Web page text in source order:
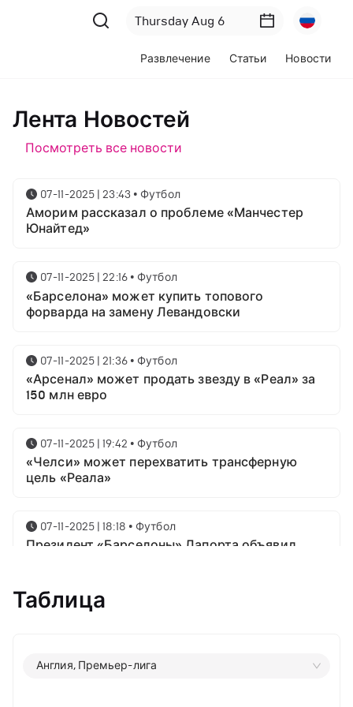
Развлечение Статьи Новости
Лента Новостей
Посмотреть все новости
07-11-2025 | 23:43 • Футбол
Аморим рассказал о проблеме «Манчестер
Юнайтед»
07-11-2025 | 22:16 • Футбол
«Барселона» может купить топового
форварда на замену Левандовски
07-11-2025 | 21:36 • Футбол
«Арсенал» может продать звезду в «Реал» за
150 млн евро
07-11-2025 | 19:42 • Футбол
«Челси» может перехватить трансферную
цель «Реала»
07-11-2025 | 18:18 • Футбол
Президент «Барселоны» Лапорта объявил
07-11-2025 | 16:23
ФИФА
Таблица
Англия, Премьер-лига